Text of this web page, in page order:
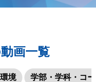
画一覧
境 学部・学科・コ